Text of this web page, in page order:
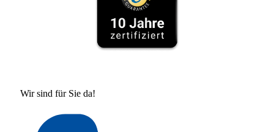
Wir sind für Sie da!